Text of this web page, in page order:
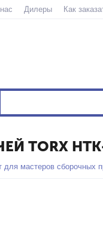
Дилеры Как
TORX
для мастеров сборочных